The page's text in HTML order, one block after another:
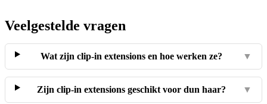
Veelgestelde vragen
Wat zijn clip-in extensions en hoe werken ze? ▼
Zijn clip-in extensions geschikt voor dun haar? ▼